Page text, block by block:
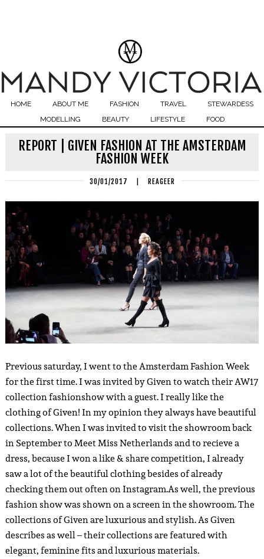
HOME ABOUT ME FASHION TRAVEL
STEWARDESS
MODELLING
BEAUTY LIFESTYLE FOOD
REPORT | GIVEN FASHION AT THE AMSTERDAM
FASHION WEEK
30/01/2017 REAGEER
Previous saturday, I went to the Amsterdam Fashion Week
for the first time. I was invited by Given to watch their AW17
collection fashionshow with a guest. I really like the
clothing of Given! In my opinion they always have beautiful
collections. When I was invited to visit the showroom back
in September to Meet Miss Netherlands and to recieve a
dress, because I won a like & share competition, I already
saw a lot of the beautiful clothing besides of already
checking them out often on Instagram.As well, the previous
fashion show was shown on a screen in the showroom. The
collections of Given are luxurious and stylish. As Given
describes as well – their collections are featured with
elegant, feminine fits and luxurious materials.